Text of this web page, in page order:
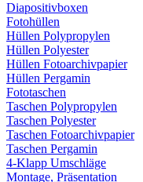
Diapositivboxen
Fotohüllen
Hüllen Polypropylen
Hüllen Polyester
Hüllen Fotoarchivpapier
Hüllen Pergamin
Fototaschen
Taschen Polypropylen
Taschen Polyester
Taschen Fotoarchivpapier
Taschen Pergamin
4-Klapp Umschläge
Montage, Präsentation